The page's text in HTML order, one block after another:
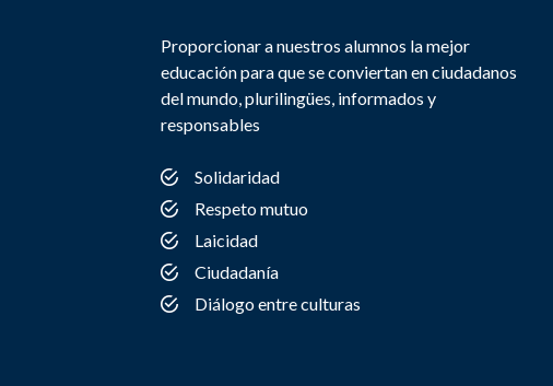
Proporcionar a nuestros alumnos la mejor
educación para que se conviertan en ciudadanos
del mundo, plurilingües, informados y
responsables
Solidaridad
Respeto mutuo
Laicidad
Ciudadanía
Diálogo entre culturas